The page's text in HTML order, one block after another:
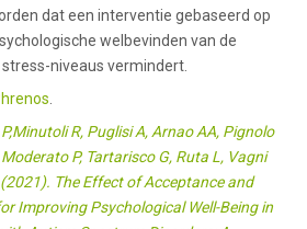
dat een interventie gebaseerd op
welbevinden van de
niveaus vermindert.
R, Puglisi A, Arnao AA, Pignolo
P, Tartarisco G, Ruta L, Vagni
(2021). The Effect of Acceptance and
Improving Psychological Well-Being in